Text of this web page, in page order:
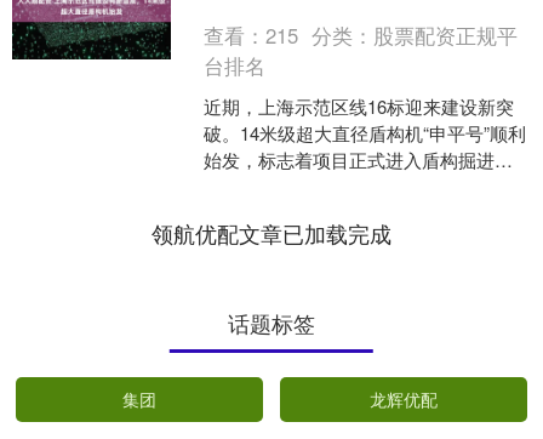
查看：215 分类： 股票配资正规平
台排名
近期，上海示范区线16标迎来建设新突
破。14米级超大直径盾构机“申平号”顺利
始发，标志着项目正式进入盾构掘进施
领航优配文章已加载完成
话题标签
集团 龙辉优配